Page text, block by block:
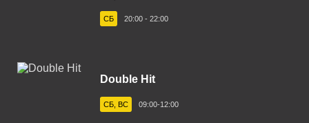
Биробиджан 88.3 FM
Благовещенск 105.1 FM
Большеречье 102.8 FM
СБ 20:00 - 22:00
Double Hit
СБ, ВС 09:00-12:00